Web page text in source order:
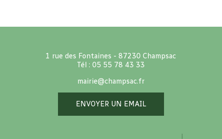
1 rue des Fontaines - 87230 Champsac
Tél : 05 55 78 43 33
mairie@champsac.fr
ENVOYER UN EMAIL